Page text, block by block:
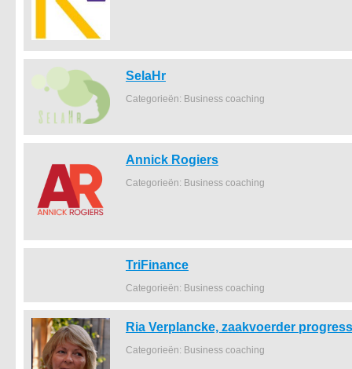
SelaHr
Categorieën: Business coaching
Annick Rogiers
Categorieën: Business coaching
TriFinance
Categorieën: Business coaching
Ria Verplancke, zaakvoerder
Categorieën: Business coaching